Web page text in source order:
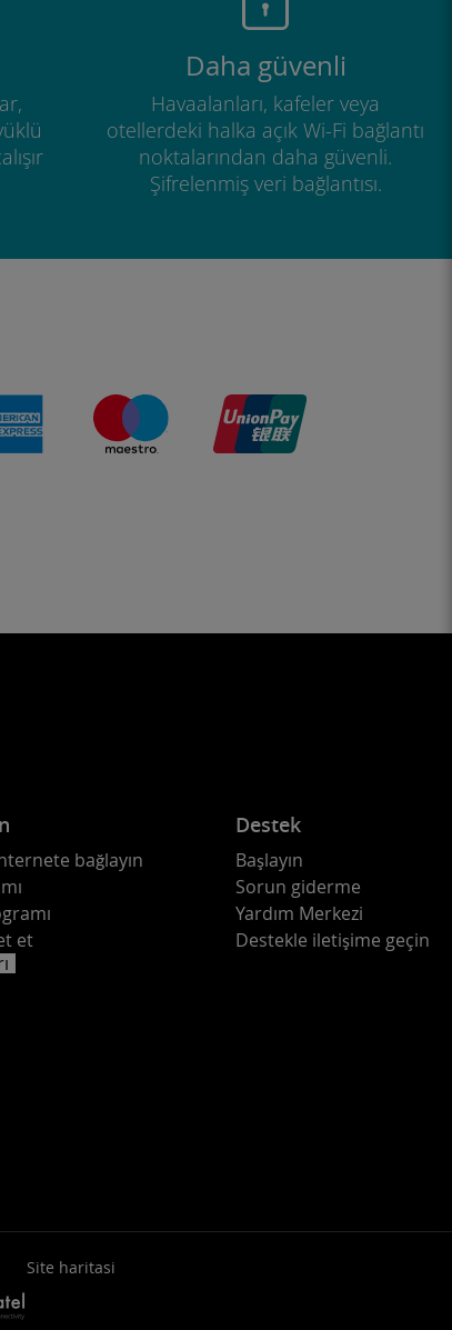
Daha güvenli
Havaalanları, kafeler veya
otellerdeki halka açık Wi-Fi bağlantı
noktalarından daha güvenli.
Şifrelenmiş veri bağlantısı.
bağlayın
et
Destek
Başlayın
Sorun giderme
Yardım Merkezi
Destekle iletişime geçin
Site haritasi